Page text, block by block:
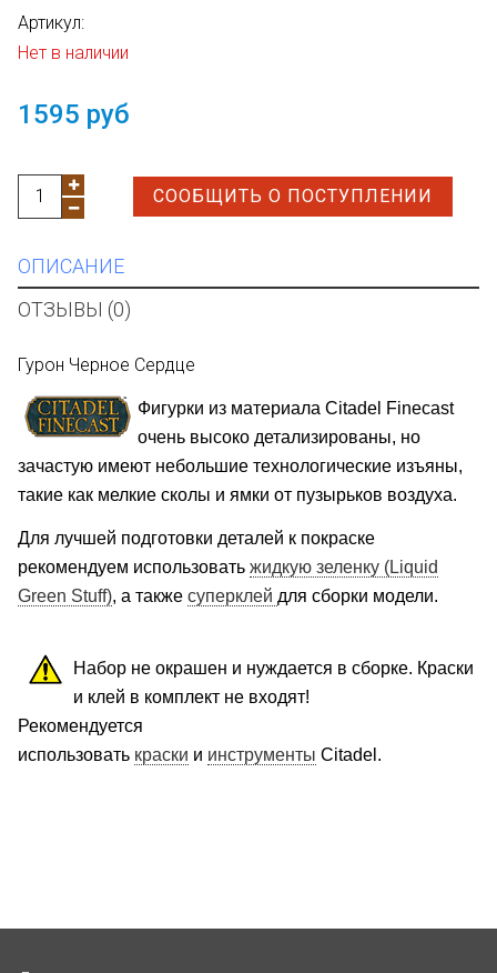
Артикул:
Нет в наличии
1595 руб
СООБЩИТЬ О ПОСТУПЛЕНИИ
ОПИСАНИЕ
ОТЗЫВЫ (0)
Гурон Черное Сердце
Фигурки из материала Citadel Finecast
очень высоко детализированы, но
зачастую имеют небольшие технологические изъяны,
такие как мелкие сколы и ямки от пузырьков воздуха.
Для лучшей подготовки деталей к покраске
рекомендуем использовать жидкую зеленку (Liquid
Green Stuff), а также суперклей для сборки модели.
Набор не окрашен и нуждается в сборке. Краски
и клей в комплект не входят!
Рекомендуется
использовать краски и инструменты Citadel.